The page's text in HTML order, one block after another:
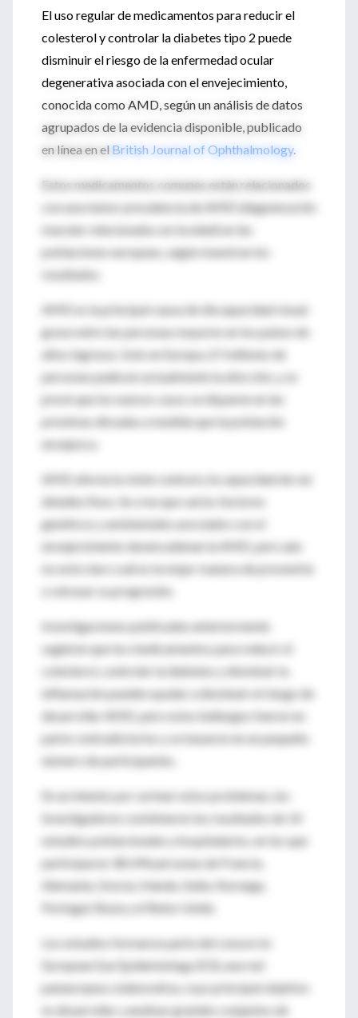
El uso regular de medicamentos para reducir el
colesterol y controlar la diabetes tipo 2 puede
disminuir el riesgo de la enfermedad ocular
degenerativa asociada con el envejecimiento,
conocida como AMD, según un análisis de datos
agrupados de la evidencia disponible, publicado
en línea en el British Journal of Ophthalmology.
Estos medicamentos comunes están relacionados
con una menor prevalencia de AMD (degeneración
macular relacionada con la edad) en las
poblaciones europeas, según muestran los
resultados.
AMD es la principal causa de discapacidad visual
grave entre las personas mayores en los países de
altos ingresos. Solo en Europa, 67 millones de
personas padecen actualmente la afección, y se
prevé que los nuevos casos se disparen en las
próximas décadas a medida que la población
envejezca.
AMD afecta la visión central y la capacidad de ver
detalles finos. Se cree que varios factores
genéticos y ambientales asociados con el
envejecimiento desencadenan la AMD, pero aún
no está claro cuál es la mejor manera de prevenirla
o retrasar su progresión.
Investigaciones publicadas anteriormente
sugieren que los medicamentos para reducir el
colesterol, controlar la diabetes y disminuir la
inflamación pueden ayudar a disminuir el riesgo de
desarrollar AMD, pero estos hallazgos fueron en
parte contradictorios y se basaron en un pequeño
número de participantes.
En un intento por sortear estos problemas, los
investigadores combinaron los resultados de 14
estudios poblacionales y hospitalarios, en los que
participaron 38 694 personas de Francia,
Alemania, Grecia, Irlanda, Italia, Noruega,
Portugal, Rusia y el Reino Unido.
Los estudios formaron parte del consorcio
European Eye Epidemiology (E3), una red
paneuropea colaborativa, cuyo principal objetivo
es desarrollar y analizar grandes conjuntos de